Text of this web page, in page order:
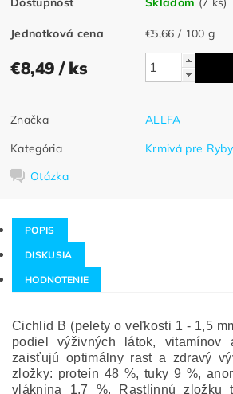
Jednotková cena €5,66 / 100 g
€8,49/ ks
Značka
ALLFA
Kategória
Krmivá pre Ryby
Otázka
POPIS
DISKUSIA
HODNOTENIE
Cichlid B (pelety o veľkosti 1 - 1,5
podiel výživných látok, vitamínov
zaisťujú optimálny rast a zdravý
zložky: proteín 48 %, tuky 9 %,
vláknina 1,7 %. Rastlinnú zložku